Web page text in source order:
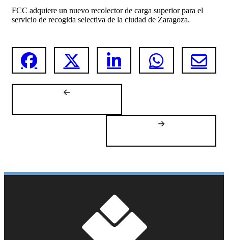
FCC adquiere un nuevo recolector de carga superior para el
servicio de recogida selectiva de la ciudad de Zaragoza.